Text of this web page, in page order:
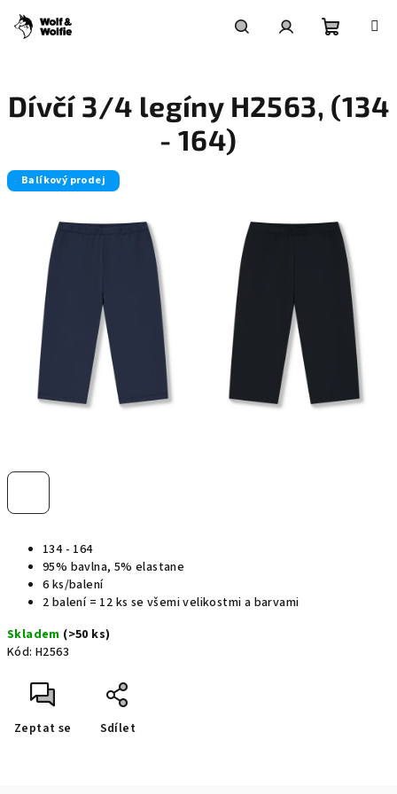
obsah
košík
134 - 164
95% bavlna, 5% elastane
6 ks/balení
2 balení = 12 ks se všemi velikostmi a barvami
Skladem (>50 ks)
Kód: H2563
Zeptat se Sdílet
Dívčí 3/4 legíny H2563, (134
- 164)
Balíkový prodej